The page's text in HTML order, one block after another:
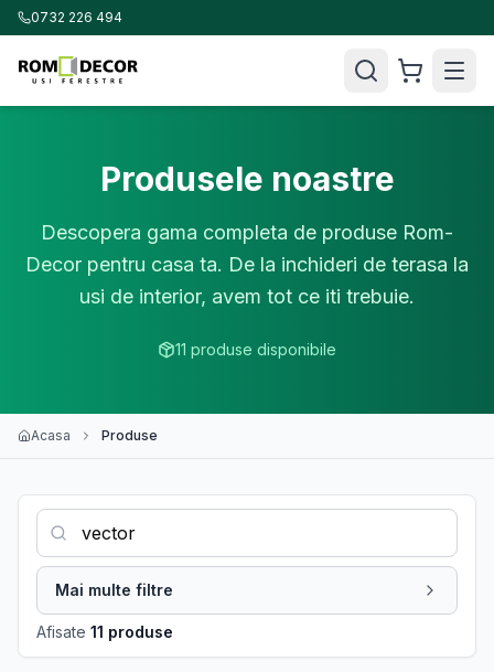
0732 226 494
Produsele noastre
Descopera gama completa de produse Rom-
Decor pentru casa ta. De la inchideri de terasa la
usi de interior, avem tot ce iti trebuie.
11 produse disponibile
Acasa Produse
Mai multe filtre
Afisate 11 produse